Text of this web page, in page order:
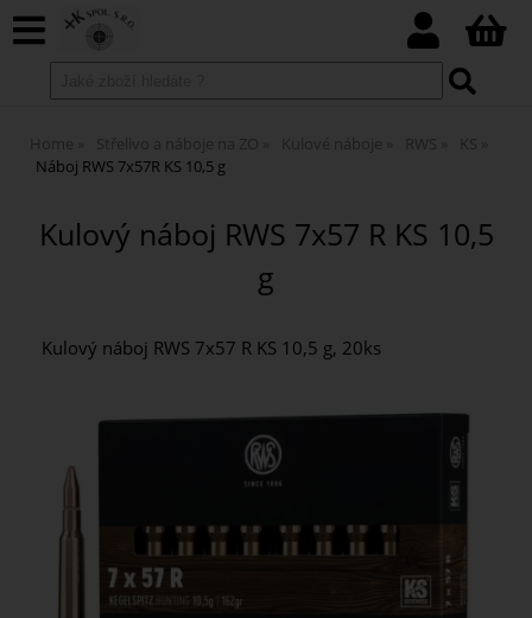
Home Střelivo a náboje na ZO Kulové náboje RWS
Náboj RWS 7x57R KS 10,5 g
Kulový náboj RWS 7x57 R KS 10,5
g
Kulový náboj RWS 7x57 R KS 10,5 g, 20ks